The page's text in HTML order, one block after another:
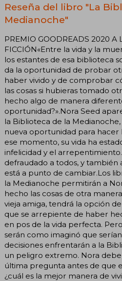
Reseña del libro "La
Medianoche"
PREMIO GOODREADS 2020 A
FICCIÓN«Entre la vida y la
los estantes de esa biblioteca
da la oportunidad de probar
haber vivido y de comprobar
las cosas si hubieras tomado
hecho algo de manera
oportunidad?».Nora Seed
la Biblioteca de la
nueva oportunidad para hacer
ese momento, su vida ha
infelicidad y el
defraudado a todos, y también
está a punto de cambiar.Los
la Medianoche permitirán a
hecho las cosas de otra
vieja amiga, tendrá la opción
que se arrepiente de haber
en pos de la vida perfecta.
serán como imaginó que
decisiones enfrentarán a la
un peligro extremo. Nora
última pregunta antes de que
¿cuál es la mejor manera de